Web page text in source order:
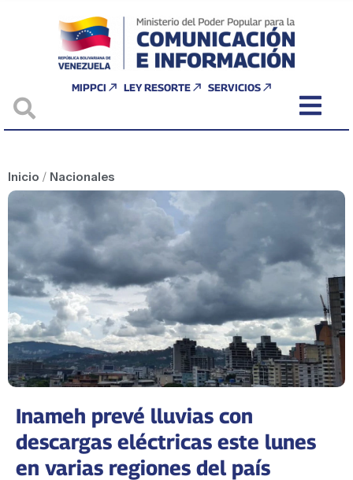
MIPPCI LEY RESORTE SERVICIOS
Inicio / Nacionales
Inameh prevé lluvias con
descargas eléctricas este lunes
en varias regiones del país